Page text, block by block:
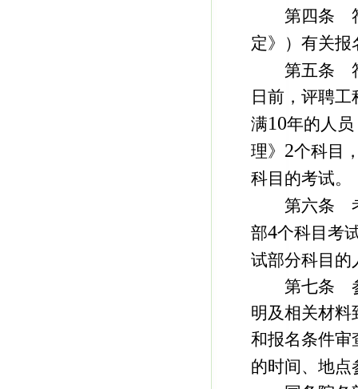
第四条 符
定》）有关报
第五条 符
日前，评聘
满10年的人
理》 2个科目
科目的考试。
第六条 考
部4个科目考
试部分科目的
第七条 参
明及相关材料
和报名条件审
的时间、地点